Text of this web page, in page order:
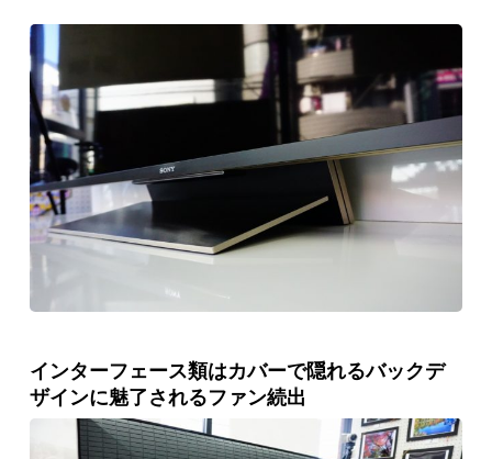
インターフェース類はカバーで隠れるバックデ
ザインに魅了されるファン続出